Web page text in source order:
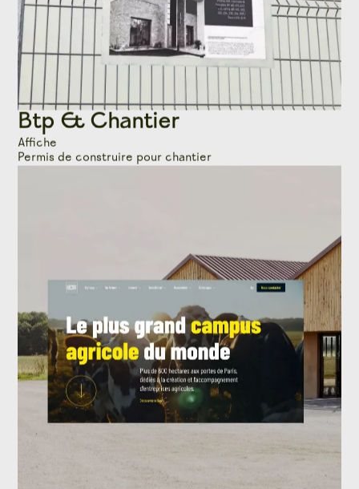
Btp & Chantier
Affiche
Permis de construire pour chantier